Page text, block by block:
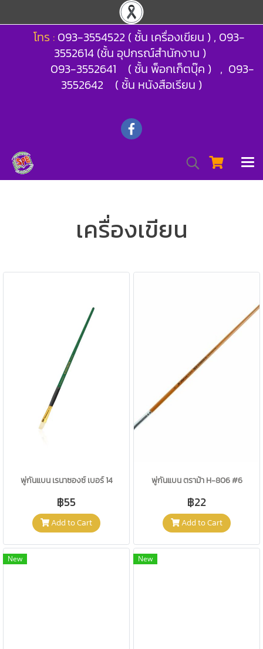
โทร : 093-3554522 ( ชั้น เครื่องเขียน ) , 093-
3552614 (ชั้น อุปกรณ์สำนักงาน )
093-3552641 ( ชั้น พ็อกเก็ตบุ๊ค ) , 093-
3552642 ( ชั้น หนังสือเรียน )
เครื่องเขียน
พู่กันแบน เรนาซองซ์ เบอร์ 14
฿55
Add to Cart
พู่กันแบน ตราม้า H-806 #6
฿22
Add to Cart
New New